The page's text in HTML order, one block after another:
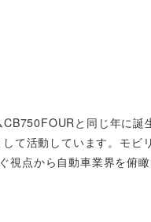
と同じ年に誕
て活動しています。モビ
点から自動車業界を俯